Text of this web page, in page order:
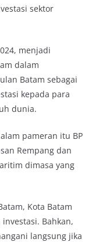
sektor
menjadi
dalam
Batam sebagai
kepada para
dunia.
pameran itu BP
Rempang dan
dimasa yang
Kota Batam
Bahkan,
langsung jika